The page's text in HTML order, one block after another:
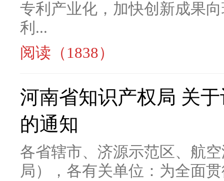
专利产业化，加快创新成果
利...
阅读（1838）
河南省知识产权局 关
的通知
各省辖市、济源示范区、航
局），各有关单位：为全面